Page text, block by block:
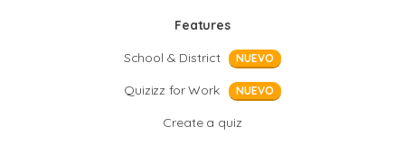
Features
School & District
NUEVO
Quizizz for Work NUEVO
Create a quiz